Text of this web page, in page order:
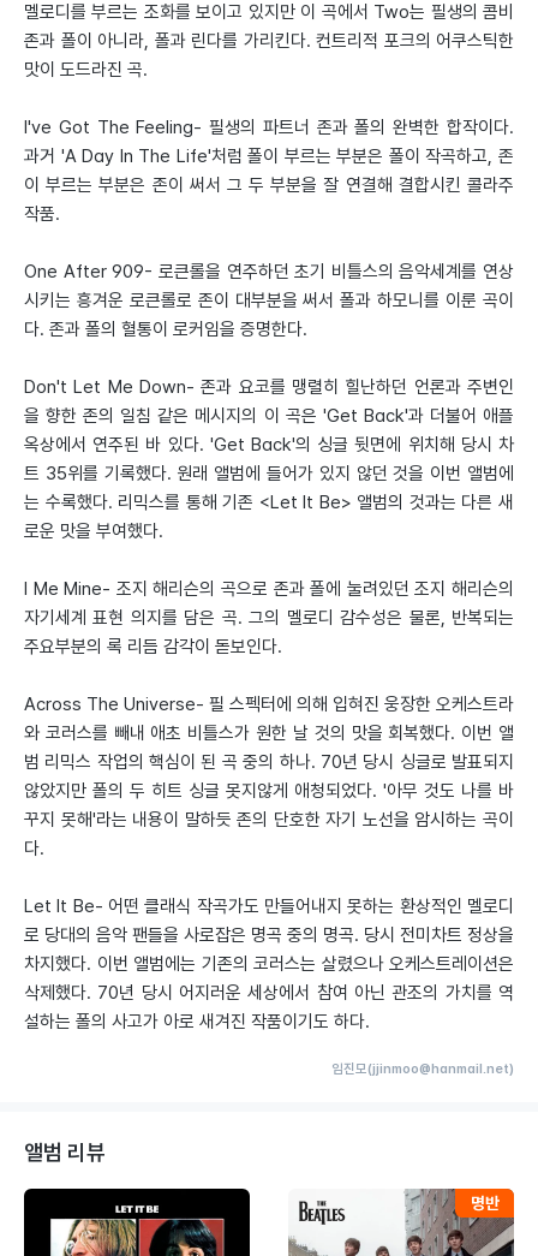
멜로디를 부르는 조화를 보이고 있지만 이 곡에서 Two는 필생의 콤비
존과 폴이 아니라, 폴과 린다를 가리킨다. 컨트리적 포크의 어쿠스틱한
맛이 도드라진 곡.
I've Got The Feeling- 필생의 파트너 존과 폴의 완벽한 합작이다.
과거 'A Day In The Life'처럼 폴이 부르는 부분은 폴이 작곡하고, 존
이 부르는 부분은 존이 써서 그 두 부분을 잘 연결해 결합시킨 콜라주
작품.
One After 909- 로큰롤을 연주하던 초기 비틀스의 음악세계를 연상
시키는 흥겨운 로큰롤로 존이 대부분을 써서 폴과 하모니를 이룬 곡이
다. 존과 폴의 혈통이 로커임을 증명한다.
Don't Let Me Down- 존과 요코를 맹렬히 힐난하던 언론과 주변인
을 향한 존의 일침 같은 메시지의 이 곡은 'Get Back'과 더불어 애플
옥상에서 연주된 바 있다. 'Get Back'의 싱글 뒷면에 위치해 당시 차
트 35위를 기록했다. 원래 앨범에 들어가 있지 않던 것을 이번 앨범에
는 수록했다. 리믹스를 통해 기존 <Let It Be> 앨범의 것과는 다른 새
로운 맛을 부여했다.
I Me Mine- 조지 해리슨의 곡으로 존과 폴에 눌려있던 조지 해리슨의
자기세계 표현 의지를 담은 곡. 그의 멜로디 감수성은 물론, 반복되는
주요부분의 록 리듬 감각이 돋보인다.
Across The Universe- 필 스펙터에 의해 입혀진 웅장한 오케스트라
와 코러스를 빼내 애초 비틀스가 원한 날 것의 맛을 회복했다. 이번 앨
범 리믹스 작업의 핵심이 된 곡 중의 하나. 70년 당시 싱글로 발표되지
않았지만 폴의 두 히트 싱글 못지않게 애청되었다. '아무 것도 나를 바
꾸지 못해'라는 내용이 말하듯 존의 단호한 자기 노선을 암시하는 곡이
다.
Let It Be- 어떤 클래식 작곡가도 만들어내지 못하는 환상적인 멜로디
로 당대의 음악 팬들을 사로잡은 명곡 중의 명곡. 당시 전미차트 정상을
차지했다. 이번 앨범에는 기존의 코러스는 살렸으나 오케스트레이션은
삭제했다. 70년 당시 어지러운 세상에서 참여 아닌 관조의 가치를 역
설하는 폴의 사고가 아로 새겨진 작품이기도 하다.
임진모(jjinmoo@hanmail.net)
앨범 리뷰